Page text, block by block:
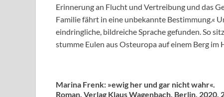
Erinnerung an Flucht und Vertreibung und das
Familie fährt in eine unbekannte Bestimmung.«
eindringliche, bildreiche Sprache gefunden. So
stumme Eulen aus Osteuropa auf einem Berg im
Marina Frenk: »ewig her und gar nicht wahr«.
Roman. Verlag Klaus Wagenbach, Berlin, 2020,